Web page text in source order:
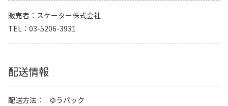
販売者
スケーター株式会社
TEL
03-5206-3931
配送情報
配送方法
ゆうパック